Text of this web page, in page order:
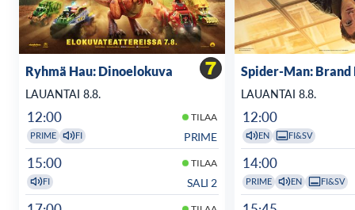
Ryhmä Hau: Dinoelokuva
LAUANTAI 8.8.
12:00 TILAA
PRIME FI PRIME
15:00 TILAA
FI SALI 2
Spider-Man: Brand
LAUANTAI 8.8.
12:00
EN FI&SV
14:00
PRIME EN FI&SV